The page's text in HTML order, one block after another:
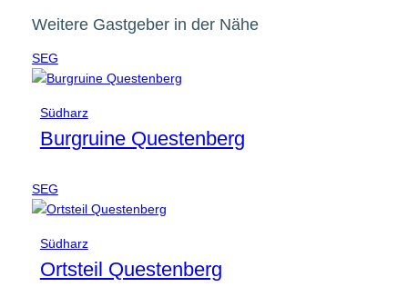
Weitere Gastgeber in der Nähe
SEG
Südharz
Burgruine Questenberg
SEG
Südharz
Ortsteil Questenberg